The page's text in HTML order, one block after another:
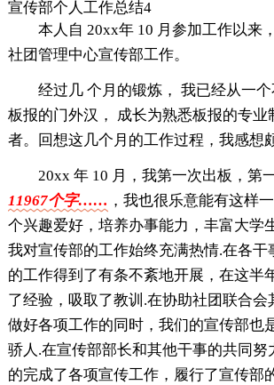
宣传部个人工作总结4
本人自 20xx年 10 月参加工作以来
社团管理中心宣传部工作。
经过几 个月的锻炼， 我已经从一
板报的门外汉， 成长为熟悉板报的专业
者。回想这几个月的工作过程，我感想
20xx 年 10 月，我第一次出板，第
11967个字…… ，我也很乐意能有这样
个兴趣爱好，培养办事能力，丰富大学
我对宣传部的工作始终充满热情.在各干
的工作得到了有条不紊地开展，在这半
了经验，吸取了教训.在协助社团联合会
做好各项工作的同时，我们的宣传部也
骄人.在宣传部部长和其他干事的共同努
的完成了各项宣传工作，履行了宣传部